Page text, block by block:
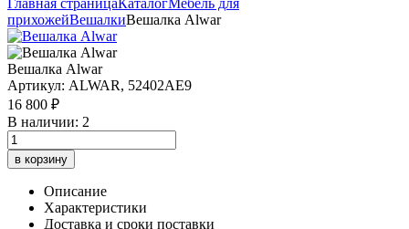
Главная страницаКаталогМебель для
прихожейВешалкиВешалка Alwar
Вешалка Alwar
Артикул: ALWAR, 52402AE9
16 800 ₽
В наличии: 2
в корзину
Описание
Характеристики
Доставка и сроки поставки